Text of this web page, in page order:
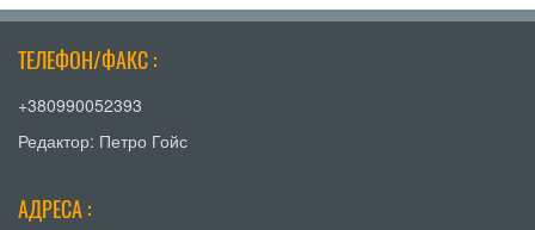
ТЕЛЕФОН/ФАКС :
+380990052393
Редактор: Петро Гойс
АДРЕСА :